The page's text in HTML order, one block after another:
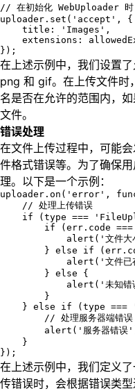
// 在初始化 WebUploader
uploader.set('accept', {
title: 'Images',
extensions:
});
在上述示例中，我们设置
png 和 gif。在上传文件时
名是否在允许的范围内，
文件。
错误处理
在文件上传过程中，可能
件格式错误等。为了确保
理。以下是一个示例：
uploader.on('error',
// 处理上传错误
if (type ===
if (err.code ===
alert('文件大小超
} else if (err.code
alert('文件已存
} else {
alert('未知错
}
} else if (type ===
// 处理服务器端错误
alert('服务器错误
}
});
在上述示例中，我们定义
传错误时，会根据错误类型